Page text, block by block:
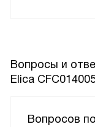
Вопросы и
Elica
Вопросов